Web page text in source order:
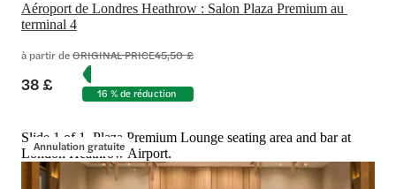
Aéroport de Londres Heathrow : Salon Plaza Premium au
terminal 4
à partir deORIGINAL PRICE45,50 £
38 £ 16 % de réduction
Annulation gratuite
Slide 1 of 1, Plaza Premium Lounge seating area and bar at
London Heathrow Airport.